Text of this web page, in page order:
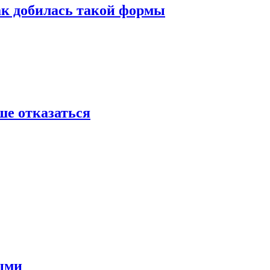
добилась такой формы
отказаться